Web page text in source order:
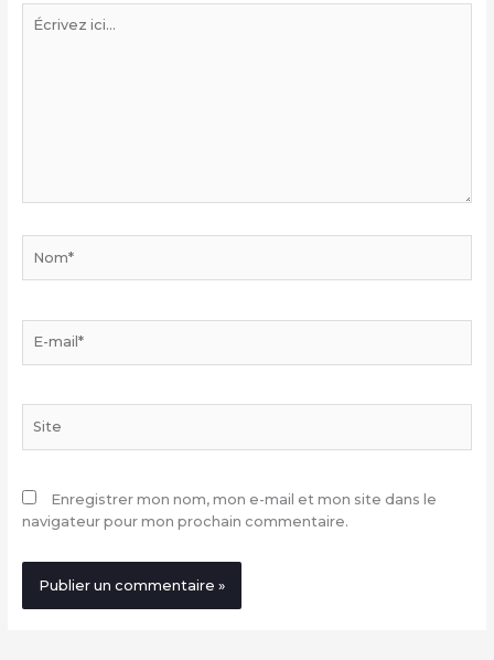
ici…
mail*
Enregistrer mon nom, mon e-mail et mon site dans le
navigateur pour mon prochain commentaire.